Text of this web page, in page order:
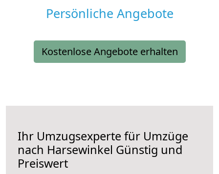
Persönliche Angebote
Kostenlose Angebote erhalten
Ihr Umzugsexperte für Umzüge
nach Harsewinkel Günstig und
Preiswert